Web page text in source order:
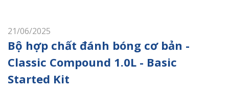
21/06/2025
Bộ hợp chất đánh bóng cơ bản -
Classic Compound 1.0L - Basic
Started Kit